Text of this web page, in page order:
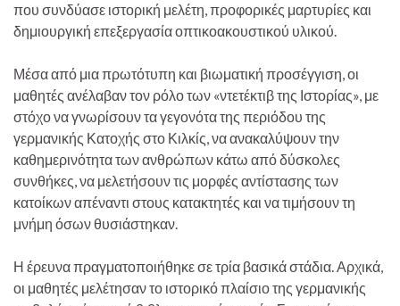
που συνδύασε ιστορική μελέτη, προφορικές μαρτυρίες και
δημιουργική επεξεργασία οπτικοακουστικού υλικού.
Μέσα από μια πρωτότυπη και βιωματική προσέγγιση, οι
μαθητές ανέλαβαν τον ρόλο των «ντετέκτιβ της Ιστορίας», με
στόχο να γνωρίσουν τα γεγονότα της περιόδου της
γερμανικής Κατοχής στο Κιλκίς, να ανακαλύψουν την
καθημερινότητα των ανθρώπων κάτω από δύσκολες
συνθήκες, να μελετήσουν τις μορφές αντίστασης των
κατοίκων απέναντι στους κατακτητές και να τιμήσουν τη
μνήμη όσων θυσιάστηκαν.
Η έρευνα πραγματοποιήθηκε σε τρία βασικά στάδια. Αρχικά,
οι μαθητές μελέτησαν το ιστορικό πλαίσιο της γερμανικής